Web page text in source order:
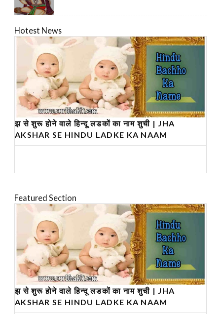
Hotest News
झ से शुरू होने वाले हिन्दू लडकों का नाम शुची | JHA
AKSHAR SE HINDU LADKE KA NAAM
Featured Section
झ से शुरू होने वाले हिन्दू लडकों का नाम शुची | JHA
AKSHAR SE HINDU LADKE KA NAAM